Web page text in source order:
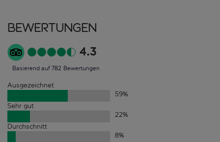
Bewertungen
4.3
Basierend auf 782 Bewertungen
Ausgezeichnet
59%
Sehr gut
22%
Durchschnitt
8%